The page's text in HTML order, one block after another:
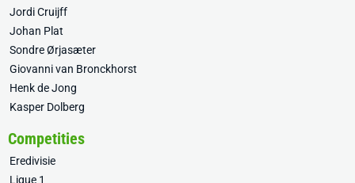
Jordi Cruijff
Johan Plat
Sondre Ørjasæter
Giovanni van Bronckhorst
Henk de Jong
Kasper Dolberg
Competities
Eredivisie
Ligue 1